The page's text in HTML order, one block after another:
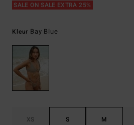
SALE ON SALE EXTRA 25%
Kleur Bay Blue
XS S M